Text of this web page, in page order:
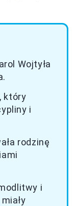
Wojtyła
który
i
rodzinę
i